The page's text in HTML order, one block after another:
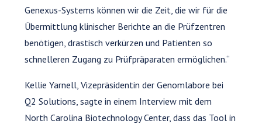
Genexus-Systems können wir die Zeit, die wir für die
Übermittlung klinischer Berichte an die Prüfzentren
benötigen, drastisch verkürzen und Patienten so
schnelleren Zugang zu Prüfpräparaten ermöglichen.“
Kellie Yarnell, Vizepräsidentin der Genomlabore bei
Q2 Solutions, sagte in einem Interview mit dem
North Carolina Biotechnology Center, dass das Tool in